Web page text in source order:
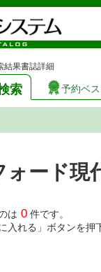
結果書誌詳細
索 予約ベ
ォード現
は 0 件です。
入れる」ボタンを押